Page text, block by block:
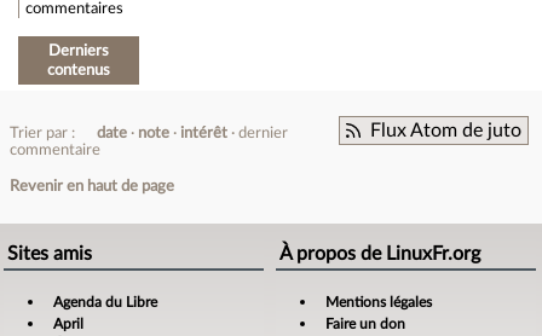
commentaires
Derniers
contenus
Flux Atom de juto
Trier par : date note intérêt
dernier
commentaire
Revenir en haut de page
Sites amis
Agenda du Libre
April
À propos de LinuxFr.org
Mentions légales
Faire un don